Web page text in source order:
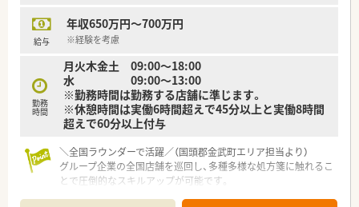
給与
年収650万円～700万円
※経験を考慮
勤務
時間
月火木金土 09:00～18:00
水 09:00～13:00
※勤務時間は勤務する店舗に準じます。
※休憩時間は実働6時間超えで45分以上と実働8時間
超えで60分以上付与
＼全国ラウンダーで活躍／（国頭郡金武町エリア担当より）
グループ企業の全国店舗を巡回し、多種多様な処方箋に触れるこ
とで圧倒的なスキルアップが可能です。